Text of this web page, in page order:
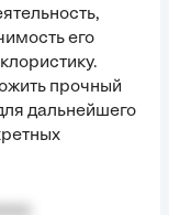
его
прочный
дальнейшего